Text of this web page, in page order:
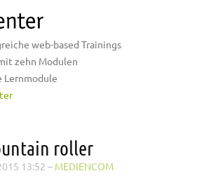
web-based Trainings
zehn Modulen
roller
13:52 – MEDIENCOM